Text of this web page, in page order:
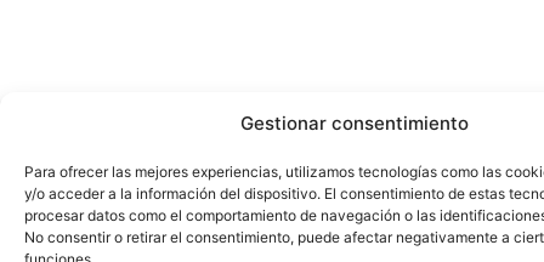
Gestionar consentimiento
Para ofrecer las mejores experiencias, utilizamos tecnologías como las
y/o acceder a la información del dispositivo. El consentimiento de estas
procesar datos como el comportamiento de navegación o las
No consentir o retirar el consentimiento, puede afectar negativamente a